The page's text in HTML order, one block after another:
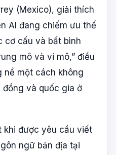
(Mexico), giải thích
AI đang chiếm ưu thế
cơ cấu và bất bình
mô và vi mô,” điều
nề một cách không
và quốc gia ở
khi được yêu cầu viết
ngữ bản địa tại